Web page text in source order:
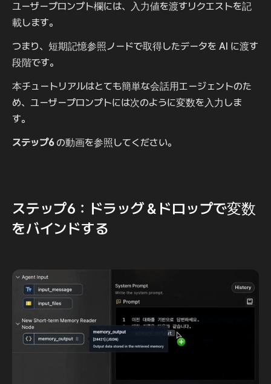
ユーザープロンプト欄には、入力値を渡すリクエストを記
載します。
つまり、短期記憶参照ノードで取得したデータを AI に渡す
段階です。
本チュートリアルはとても簡単な会話用エージェントのた
め、ユーザープロンプトには次のように変数を入力しま
す。
ステップ6 の動画を参照してください。
ステップ6：ドラッグ＆ドロップで変数
をバインドする